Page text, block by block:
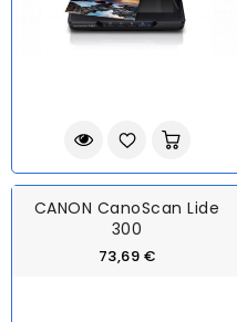
CANON CanoScan Lide
300
73,69 €